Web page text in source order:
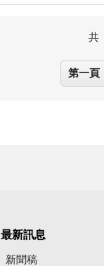
共
第一頁
最新訊息
新聞稿